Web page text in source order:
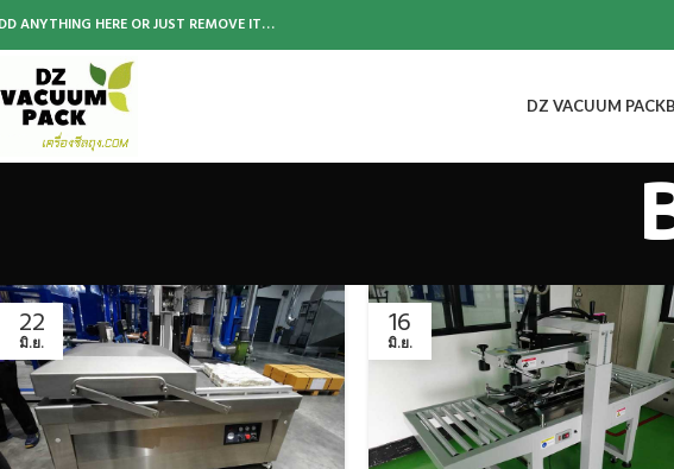
ANYTHING HERE OR JUST REMOVE IT…
DZ VACUUM PACK
22
มิ.ย. 16
มิ.ย.